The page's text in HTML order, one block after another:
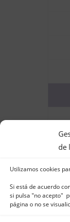
de
Utilizamos cookies
Si está de acuerdo
si pulsa "no acepto"
página o no se
Sin